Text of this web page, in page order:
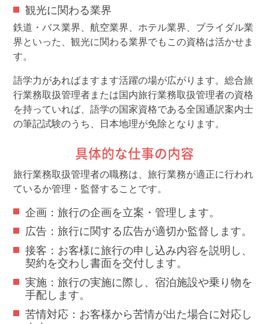
観光に関わる業界
鉄道・バス業界、航空業界、ホテル業界、ブライダル業
界といった、観光に関わる業界でもこの資格は活かせま
す。
語学力があればますます活躍の場が広がります。総合旅
行業務取扱管理者または国内旅行業務取扱管理者の資格
を持っていれば、語学の国家資格である全国通訳案内士
の筆記試験のうち、日本地理が免除となります。
具体的な仕事の内容
旅行業務取扱管理者の職務は、旅行業務が適正に行われ
ているか管理・監督することです。
企画：旅行の企画を立案・管理します。
広告：旅行に関する広告が適切か監督します。
接客：お客様に旅行の申し込み内容を説明し、
契約を交わし書面を交付します。
実施：旅行の実施に際し、宿泊施設や乗り物を
手配します。
苦情対応：お客様から苦情が出た場合に対応し